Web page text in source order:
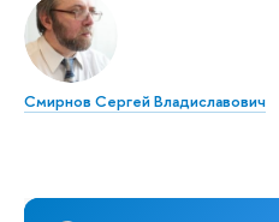
Смирнов Сергей Владиславович